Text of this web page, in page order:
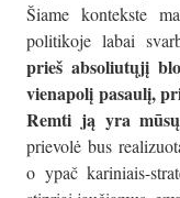
Šiame kontekste
politikoje labai
prieš absoliutųjį
vienapolį pasaulį,
Remti ją yra
prievolė bus
o ypač kariniais-